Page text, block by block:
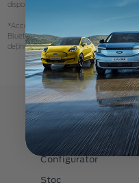
disponibil.
*Accesoriile identificate sunt accesorii
Bluetooth SIG, Inc. și orice utilizare a
deținute de respectivii proprietari
LINK-URI RAPIDE
Configurator
Stoc